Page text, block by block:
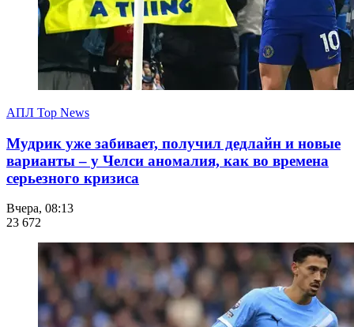
АПЛ Top News
Мудрик уже забивает, получил дедлайн и новые
варианты – у Челси аномалия, как во времена
серьезного кризиса
Вчера, 08:13
23 672